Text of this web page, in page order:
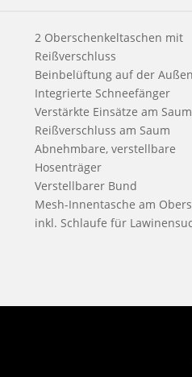
2 Oberschenkeltaschen mit
Reißverschluss
Beinbelüftung auf der
Integrierte Schneefänger
Verstärkte Einsätze am Saum
Reißverschluss am Saum
Abnehmbare, verstellbare
Hosenträger
Verstellbarer Bund
Mesh-Innentasche am
inkl. Schlaufe für